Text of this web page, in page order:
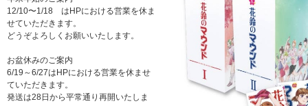
12/10〜1/18 はHPにおける営業を休ま
せていただきます。
どうぞよろしくお願いいたします。
お盆休みのご案内
6/19～6/27はHPにおける営業を休ませ
ていただきます。
発送は28日から平常通り再開いたしま